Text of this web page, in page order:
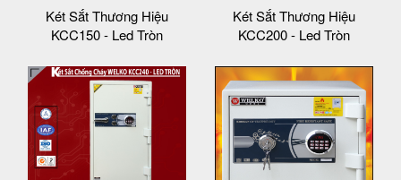
Két Sắt Thương Hiệu
KCC150 - Led Tròn
Két Sắt Thương Hiệu
KCC200 - Led Tròn